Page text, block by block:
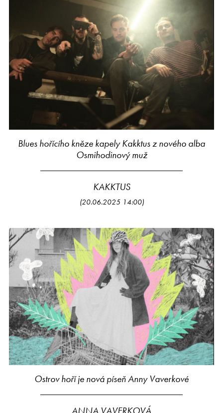
Blues hořícího kněze kapely Kakktus z nového alba
Osmihodinový muž
KAKKTUS
(20.06.2025 14:00)
Ostrov hoří je nová píseň Anny Vaverkové